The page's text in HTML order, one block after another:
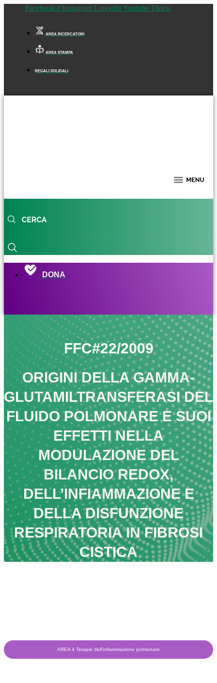
Facebook-f Instagram Linkedin Youtube Tiktok
AREA RICERCATORI
AREA STAMPA
REGALI SOLIDALI
DONA
FFC#22/2009
ORIGINI DELLA GAMMA-
GLUTAMILTRANSFERASI DEL
FLUIDO POLMONARE E SUOI
EFFETTI NELLA
MODULAZIONE DEL
BILANCIO REDOX,
DELL’INFIAMMAZIONE E
DELLA DISFUNZIONE
RESPIRATORIA IN FIBROSI
CISTICA
AREA 4 Terapie dell'infiammazione polmonare